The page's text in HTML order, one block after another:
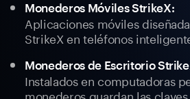
Monederos Móviles StrikeX:
Aplicaciones móviles
StrikeX en teléfonos
Monederos de Escritorio
Instalados en computadoras
monederos guardan las